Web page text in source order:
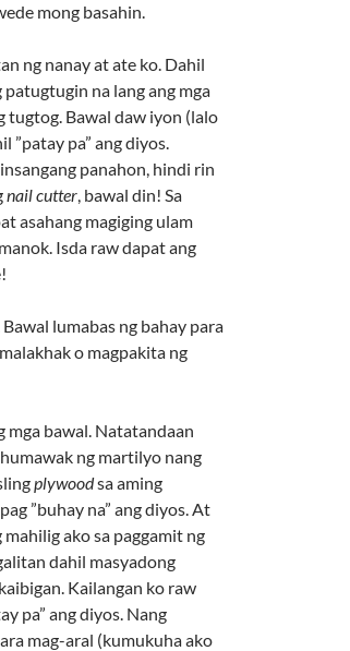
mong basahin.
ng nanay at ate ko. Dahil
na lang ang mga
tugtog. Bawal daw iyon (lalo
”patay pa” ang diyos.
panahon, hindi rin
nail cutter, bawal din! Sa
asahang magiging ulam
Isda raw dapat ang
lumabas ng bahay para
o magpakita ng
mga bawal. Natatandaan
ng martilyo nang
plywoodsa aming
”buhay na” ang diyos. At
ako sa paggamit ng
dahil masyadong
Kailangan ko raw
pa” ang diyos. Nang
mag-aral (kumukuha ako